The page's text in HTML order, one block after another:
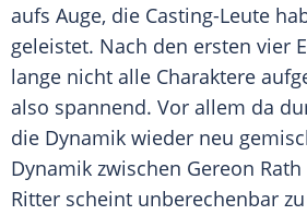
aufs Auge, die Casting-Leute
geleistet. Nach den ersten vier
lange nicht alle Charaktere
also spannend. Vor allem da
die Dynamik wieder neu
Dynamik zwischen Gereon Rath
Ritter scheint unberechenbar